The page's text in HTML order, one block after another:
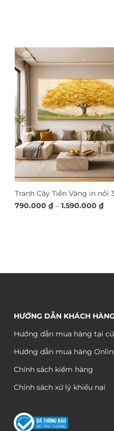
Tranh Cây Tiền Vàng in nổi
vàng ánh kim sang trọng
790.000₫ – 1.590.000₫
HƯỚNG DẪN KHÁCH HÀNG
Hướng dẫn mua hàng tại
Hướng dẫn mua hàng
Chính sách kiểm hàng
Chính sách xử lý khiếu nại